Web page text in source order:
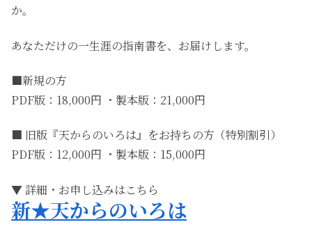
か。
あなただけの一生涯の指南書を、お届けします。
■新規の方
PDF版：18,000円 ・製本版：21,000円
■ 旧版『天からのいろは』をお持ちの方（特別割引）
PDF版：12,000円 ・製本版：15,000円
▼ 詳細・お申し込みはこちら
新★天からのいろは